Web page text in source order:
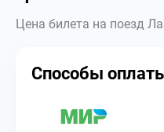
Цена билета на поезд
Способы